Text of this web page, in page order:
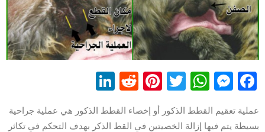
Facebook
Messenger
WhatsApp
Twitter
Pinterest
Reddit
عملية تعقيم القطط الذكور أو إخصاء القطط الذكور هي عملية جراحية
بسيطة يتم فيها إزالة الخصيتين في القط الذكر بهدف التحكم في تكاثر